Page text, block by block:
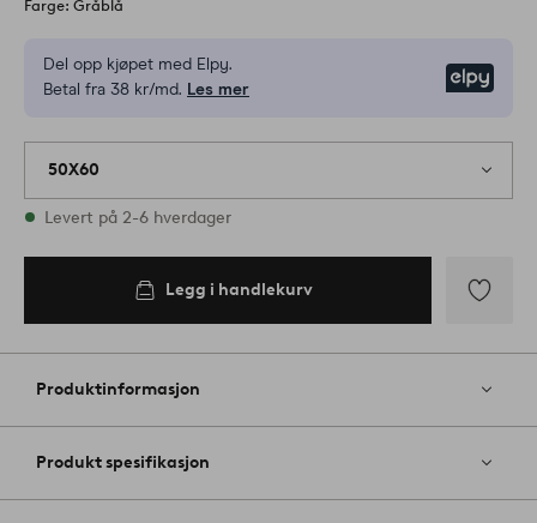
Farge: Gråblå
Del opp kjøpet med Elpy.
Betal fra 38 kr/md. Les mer
50X60
På lager
Levert på 2-6 hverdager
Legg i handlekurv
til
Produktinformasjon
Produkt spesifikasjon